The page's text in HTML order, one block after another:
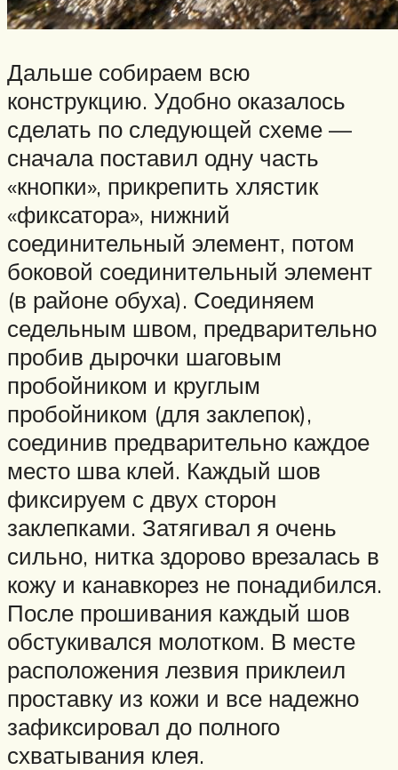
Дальше собираем всю
конструкцию. Удобно оказалось
сделать по следующей схеме —
сначала поставил одну часть
«кнопки», прикрепить хлястик
«фиксатора», нижний
соединительный элемент, потом
боковой соединительный элемент
(в районе обуха). Соединяем
седельным швом, предварительно
пробив дырочки шаговым
пробойником и круглым
пробойником (для заклепок),
соединив предварительно каждое
место шва клей. Каждый шов
фиксируем с двух сторон
заклепками. Затягивал я очень
сильно, нитка здорово врезалась в
кожу и канавкорез не понадибился.
После прошивания каждый шов
обстукивался молотком. В месте
расположения лезвия приклеил
проставку из кожи и все надежно
зафиксировал до полного
схватывания клея.